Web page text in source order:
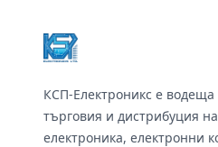
КСП-Електроникс е
търговия и дистрибуция на
електроника, електронни